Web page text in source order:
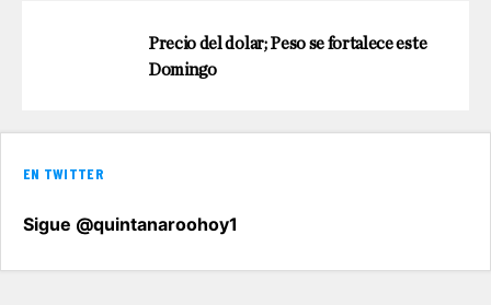
Precio del dolar; Peso se fortalece este
Domingo
EN TWITTER
Sigue @quintanaroohoy1